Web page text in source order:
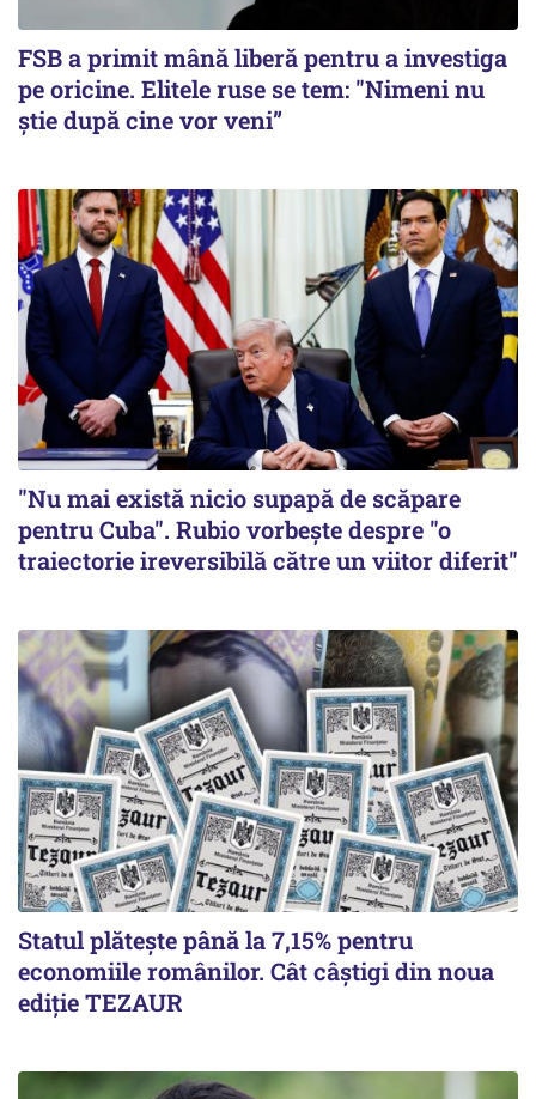
FSB a primit mână liberă pentru a investiga
pe oricine. Elitele ruse se tem: "Nimeni nu
știe după cine vor veni”
"Nu mai există nicio supapă de scăpare
pentru Cuba". Rubio vorbește despre "o
traiectorie ireversibilă către un viitor diferit"
Statul plătește până la 7,15% pentru
economiile românilor. Cât câștigi din noua
ediție TEZAUR